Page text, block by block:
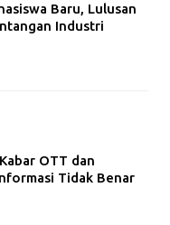
Baru, Lulusan
Industri
OTT dan
Tidak Benar